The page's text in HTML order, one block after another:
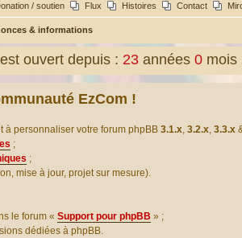
/ soutien Flux Histoires Contact
& informations
ouvert depuis : 23 années 0 mois
EzCom !
à personnaliser votre forum phpBB 3.1.x, 3.2.x, 3.3.x
;
;
mise à jour, projet sur mesure).
le forum « Support pour phpBB » ;
dédiées à phpBB.